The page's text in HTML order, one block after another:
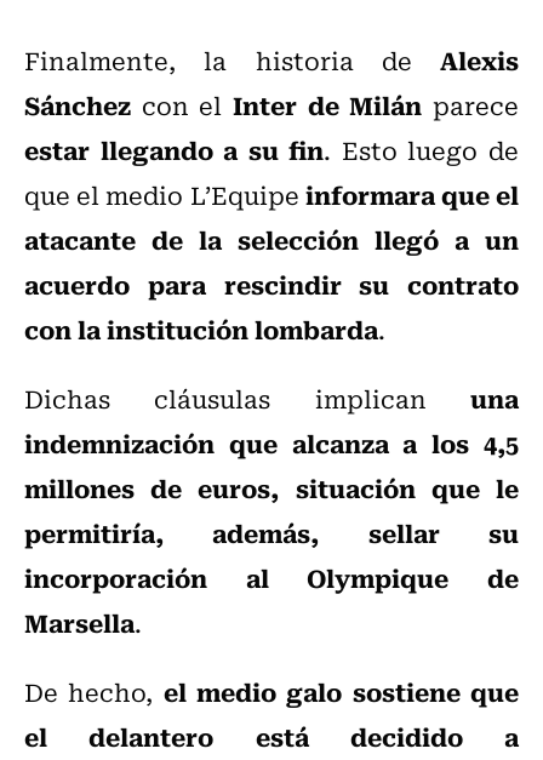
Finalmente, la historia de Alexis
Sánchez con el Inter de Milán parece
estar llegando a su fin. Esto luego de
que el medio L’Equipeinformara que el
atacante de la selección llegó a un
acuerdo para rescindir su contrato
con la institución lombarda.
Dichas cláusulas implican una
indemnización que alcanza a los 4,5
millones de euros, situación que le
permitiría, además, sellar su
incorporación al Olympique de
Marsella.
De hecho, el medio galo sostiene que
el delantero está decidido a